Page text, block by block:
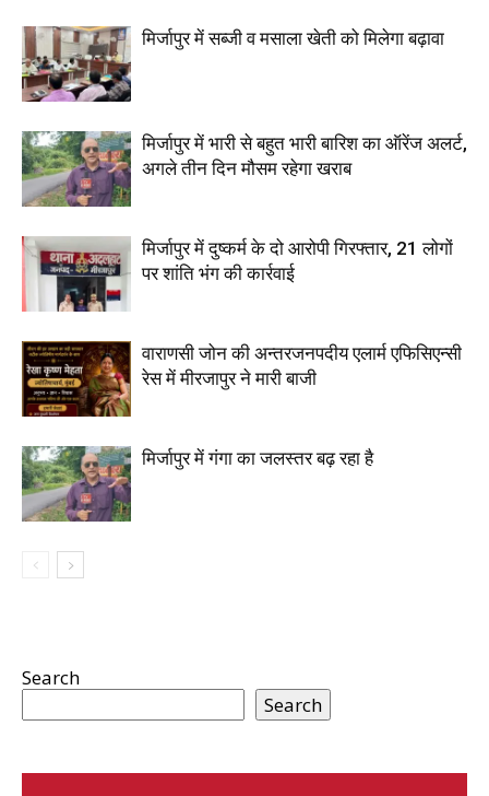
मिर्जापुर में सब्जी व मसाला खेती को मिलेगा बढ़ावा
मिर्जापुर में भारी से बहुत भारी बारिश का ऑरेंज अलर्ट,
अगले तीन दिन मौसम रहेगा खराब
मिर्जापुर में दुष्कर्म के दो आरोपी गिरफ्तार, 21 लोगों
पर शांति भंग की कार्रवाई
वाराणसी जोन की अन्तरजनपदीय एलार्म एफिसिएन्सी
रेस में मीरजापुर ने मारी बाजी
मिर्जापुर में गंगा का जलस्तर बढ़ रहा है
Search
Search